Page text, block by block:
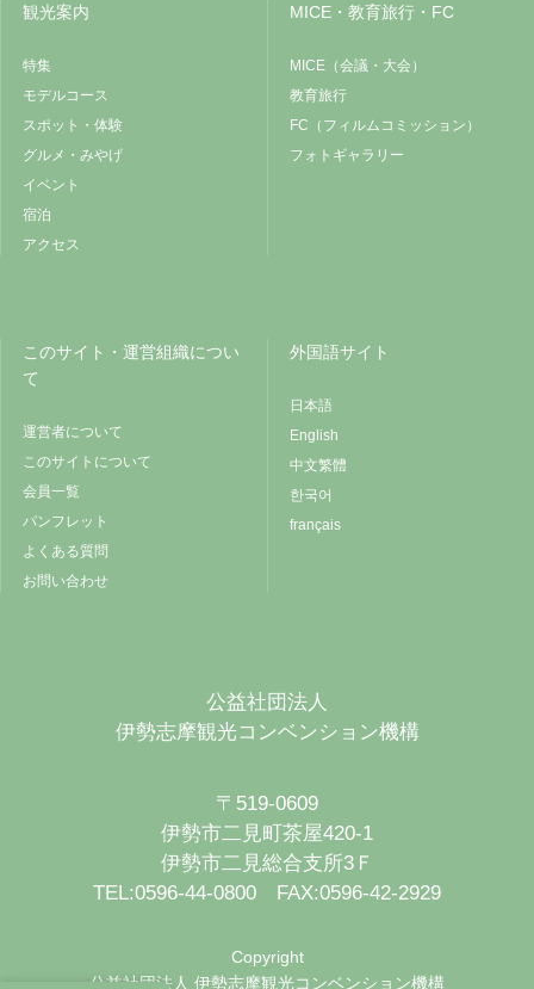
観光案内
特集
モデルコース
スポット・体験
グルメ・みやげ
イベント
宿泊
アクセス
MICE・教育旅行・FC
MICE（会議・大会）
教育旅行
FC（フィルムコミッション）
フォトギャラリー
このサイト・運営組織につい
て
運営者について
このサイトについて
会員一覧
パンフレット
よくある質問
お問い合わせ
外国語サイト
日本語
English
中文繁體
한국어
français
公益社団法人
伊勢志摩観光コンベンション機構
〒519-0609
伊勢市二見町茶屋420-1
伊勢市二見総合支所3Ｆ
TEL:0596-44-0800 FAX:0596-42-2929
Copyright
公益社団法人 伊勢志摩観光コンベンション機構